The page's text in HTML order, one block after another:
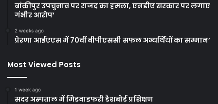
बांकीपुर उपचुनाव पर राजद का हमला, एनडीए सरकार पर लगाए
गंभीर आरोप’
2 weeks ago
प्रेरणा आईएएस में 70वीं बीपीएससी सफल अभ्यर्थियों का सम्मान’
Most Viewed Posts
1 week ago
सदर अस्पताल में मिडवाइफरी डैशबोर्ड प्रशिक्षण